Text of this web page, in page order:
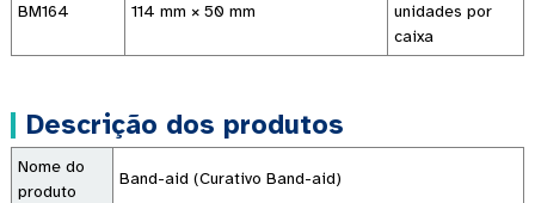
BM164 114 mm × 50 mm
unidades por
caixa
Descrição dos produtos
Nome do
produto
Band-aid (Curativo Band-aid)